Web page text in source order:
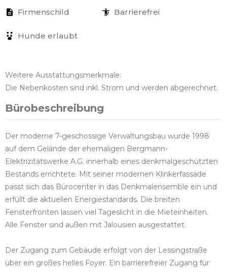
Firmenschild Barrierefrei
Hunde erlaubt
Weitere Ausstattungsmerkmale:
Die Nebenkosten sind inkl. Strom und werden abgerechnet.
Bürobeschreibung
Der moderne 7-geschossige Verwaltungsbau wurde 1998
auf dem Gelände der ehemaligen Bergmann-
Elektrizitätswerke A.G. innerhalb eines denkmalgeschützten
Bestands errichtete. Mit seiner modernen Klinkerfassade
passt sich das Bürocenter in das Denkmalensemble ein und
erfüllt die aktuellen Energiestandards. Die breiten
Fensterfronten lassen viel Tageslicht in die Mieteinheiten.
Alle Fenster sind außen mit Jalousien ausgestattet.
Der Zugang zum Gebäude erfolgt von der Lessingstraße
über ein großes helles Foyer. Ein barrierefreier Zugang für